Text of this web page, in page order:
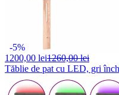
-5%
1200,00 lei1260,00 lei
Tăblie de pat cu LED, gri